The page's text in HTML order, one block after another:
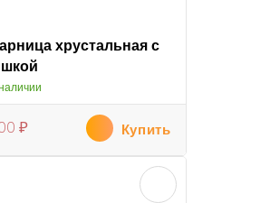
хрустальная с
₽ Купить